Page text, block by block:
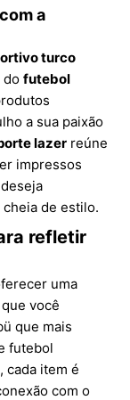
a
turco
do futebol
a sua paixão
lazer reúne
impressos
de estilo.
refletir
uma
você
que mais
futebol
cada item é
com o